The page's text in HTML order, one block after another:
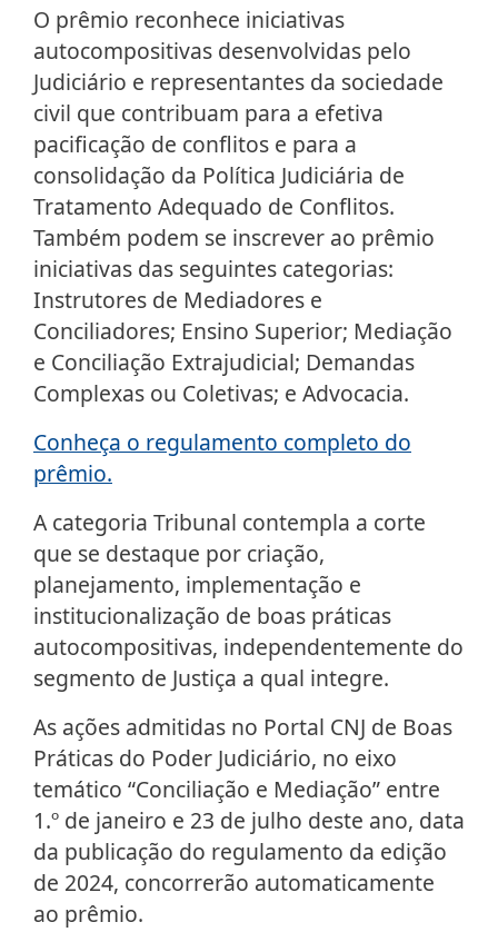
O prêmio reconhece iniciativas
autocompositivas desenvolvidas pelo
Judiciário e representantes da sociedade
civil que contribuam para a efetiva
pacificação de conflitos e para a
consolidação da Política Judiciária de
Tratamento Adequado de Conflitos.
Também podem se inscrever ao prêmio
iniciativas das seguintes categorias:
Instrutores de Mediadores e
Conciliadores; Ensino Superior; Mediação
e Conciliação Extrajudicial; Demandas
Complexas ou Coletivas; e Advocacia.
Conheça o regulamento completo do
prêmio.
A categoria Tribunal contempla a corte
que se destaque por criação,
planejamento, implementação e
institucionalização de boas práticas
autocompositivas, independentemente do
segmento de Justiça a qual integre.
As ações admitidas no Portal CNJ de Boas
Práticas do Poder Judiciário, no eixo
temático “Conciliação e Mediação” entre
1.º de janeiro e 23 de julho deste ano, data
da publicação do regulamento da edição
de 2024, concorrerão automaticamente
ao prêmio.